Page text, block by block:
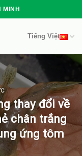
MINH
Tiếng Việt
thay đổi về
chân trắng
ứng tôm